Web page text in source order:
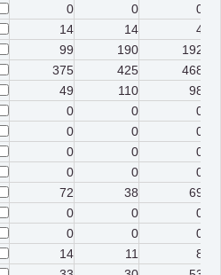
0 0
0
14 14
4
99 190
192
375 425
468
49 110
98
0 0
0
0 0
0
0 0
0
0 0
0
72 38
69
0 0
0
0 0
0
14 11
8